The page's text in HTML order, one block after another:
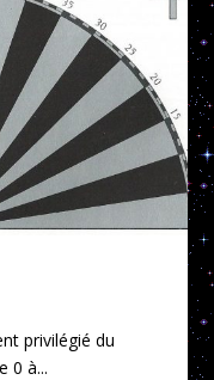
privilégié du
0 à...